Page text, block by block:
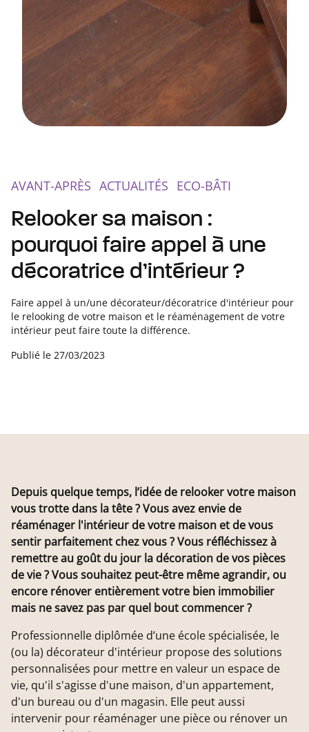
AVANT-APRÈS ACTUALITÉS ECO-BÂTI
Relooker sa maison :
pourquoi faire appel à une
décoratrice d’intérieur ?
Faire appel à un/une décorateur/décoratrice d'intérieur pour
le relooking de votre maison et le réaménagement de votre
intérieur peut faire toute la différence.
Publié le 27/03/2023
Depuis quelque temps, l’idée de relooker votre maison
vous trotte dans la tête ? Vous avez envie de
réaménager l'intérieur de votre maison et de vous
sentir parfaitement chez vous ? Vous réfléchissez à
remettre au goût du jour la décoration de vos pièces
de vie ? Vous souhaitez peut-être même agrandir, ou
encore rénover entièrement votre bien immobilier
mais ne savez pas par quel bout commencer ?
Professionnelle diplômée d’une école spécialisée, le
(ou la) décorateur d'intérieur propose des solutions
personnalisées pour mettre en valeur un espace de
vie, qu'il s'agisse d'une maison, d'un appartement,
d'un bureau ou d'un magasin. Elle peut aussi
intervenir pour réaménager une pièce ou rénover un